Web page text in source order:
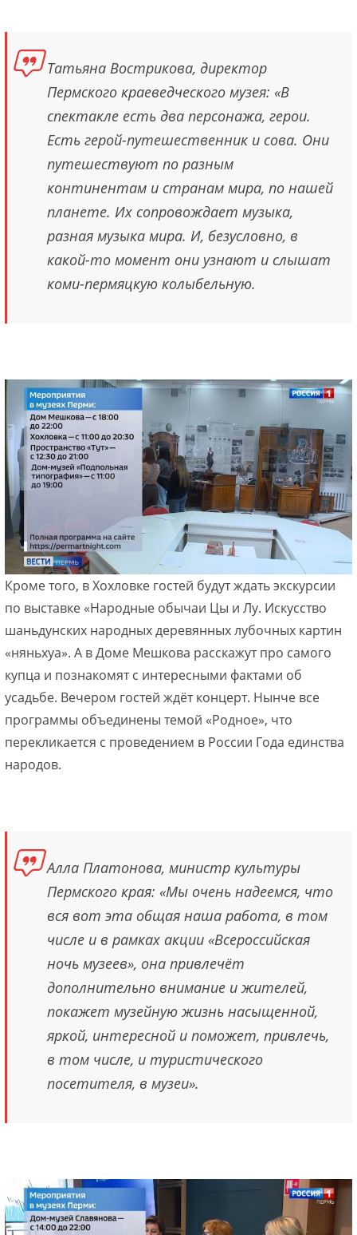
Татьяна Вострикова, директор
Пермского краеведческого музея: «В
спектакле есть два персонажа, герои.
Есть герой-путешественник и сова. Они
путешествуют по разным
континентам и странам мира, по нашей
планете. Их сопровождает музыка,
разная музыка мира. И, безусловно, в
какой-то момент они узнают и слышат
коми-пермяцкую колыбельную.
Кроме того, в Хохловке гостей будут ждать экскурсии
по выставке «Народные обычаи Цы и Лу. Искусство
шаньдунских народных деревянных лубочных картин
«няньхуа». А в Доме Мешкова расскажут про самого
купца и познакомят с интересными фактами об
усадьбе. Вечером гостей ждёт концерт. Нынче все
программы объединены темой «Родное», что
перекликается с проведением в России Года единства
народов.
Алла Платонова, министр культуры
Пермского края: «Мы очень надеемся, что
вся вот эта общая наша работа, в том
числе и в рамках акции «Всероссийская
ночь музеев», она привлечёт
дополнительно внимание и жителей,
покажет музейную жизнь насыщенной,
яркой, интересной и поможет, привлечь,
в том числе, и туристического
посетителя, в музеи».